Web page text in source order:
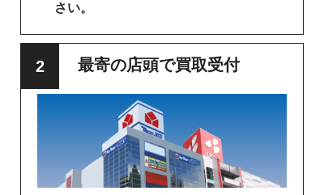
さい。
最寄の店頭で買取受付